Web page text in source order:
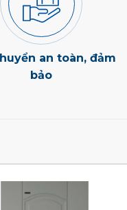
an toàn, đảm
bảo